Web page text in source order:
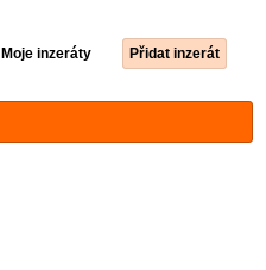
Moje inzeráty Přidat inzerát